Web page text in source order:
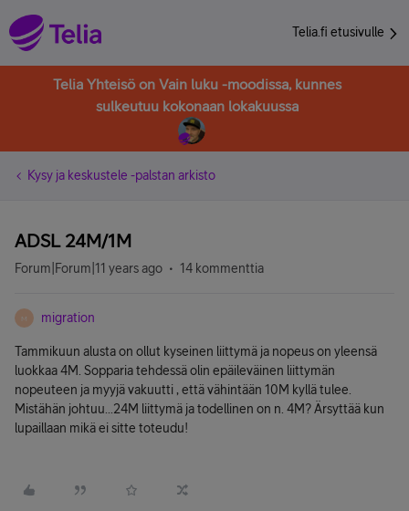
Telia.fi etusivulle
Telia Yhteisö on Vain luku -moodissa, kunnes
sulkeutuu kokonaan lokakuussa
Kysy ja keskustele -palstan arkisto
ADSL 24M/1M
Forum|Forum|11 years ago 14 kommenttia
M migration
Tammikuun alusta on ollut kyseinen liittymä ja nopeus on yleensä
luokkaa 4M. Sopparia tehdessä olin epäileväinen liittymän
nopeuteen ja myyjä vakuutti , että vähintään 10M kyllä tulee.
Mistähän johtuu...24M liittymä ja todellinen on n. 4M? Ärsyttää kun
lupaillaan mikä ei sitte toteudu!